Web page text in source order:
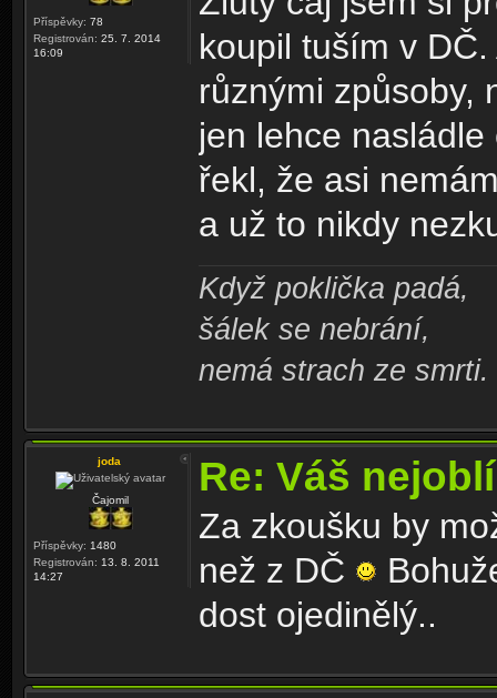
Příspěvky: 78
Registrován: 25. 7. 2014
16:09
koupil tuším v
různými způsoby,
jen lehce
řekl, že asi
a už to nikdy
Když poklička padá,
šálek se nebrání,
nemá strach ze smrti.
joda
Čajomil
Příspěvky: 1480
Registrován: 13. 8. 2011
14:27
Re: Váš
Za zkoušku by
než z DČ
dost ojedinělý..